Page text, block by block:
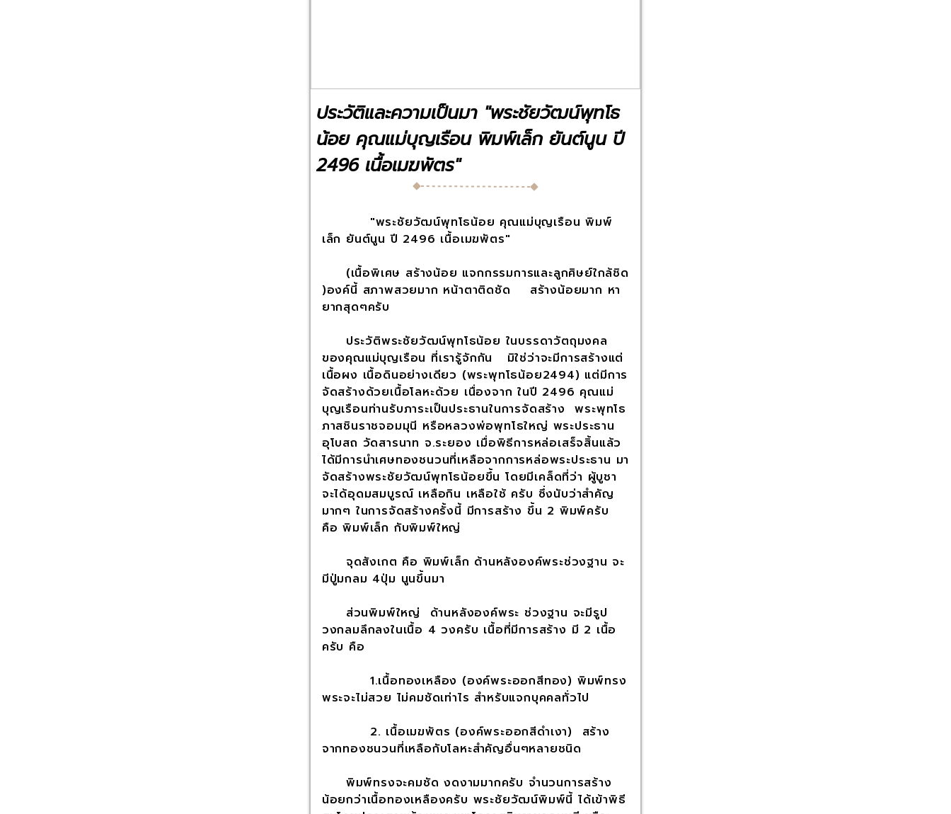
ประวัติและความเป็นมา "พระชัยวัฒน์พุทโธ
น้อย คุณแม่บุญเรือน พิมพ์เล็ก ยันต์นูน ปี
2496 เนื้อเมฆพัตร"
"พระชัยวัฒน์พุทโธน้อย คุณแม่บุญเรือน พิมพ์
เล็ก ยันต์นูน ปี 2496 เนื้อเมฆพัตร"
(เนื้อพิเศษ สร้างน้อย แจกกรรมการและลูกศิษย์ใกล้ชิด
)องค์นี้ สภาพสวยมาก หน้าตาติดชัด สร้างน้อยมาก หา
ยากสุดๆครับ
ประวัติพระชัยวัฒน์พุทโธน้อย ในบรรดาวัตถุมงคล
ของคุณแม่บุญเรือน ที่เรารู้จักกัน มิใช่ว่าจะมีการสร้างแต่
เนื้อผง เนื้อดินอย่างเดียว (พระพุทโธน้อย2494) แต่มีการ
จัดสร้างด้วยเนื้อโลหะด้วย เนื่องจาก ในปี 2496 คุณแม่
บุญเรือนท่านรับภาระเป็นประธานในการจัดสร้าง พระพุทโธ
ภาสชินราชจอมมุนี หรือหลวงพ่อพุทโธใหญ่ พระประธาน
อุโบสถ วัดสารนาท จ.ระยอง เมื่อพิธีการหล่อเสร็จสิ้นแล้ว
ได้มีการนำเศษทองชนวนที่เหลือจากการหล่อพระประธาน มา
จัดสร้างพระชัยวัฒน์พุทโธน้อยขึ้น โดยมีเคล็ดที่ว่า ผู้บูชา
จะได้อุดมสมบูรณ์ เหลือกิน เหลือใช้ ครับ ซึ่งนับว่าสำคัญ
มากๆ ในการจัดสร้างครั้งนี้ มีการสร้าง ขึ้น 2 พิมพ์ครับ
คือ พิมพ์เล็ก กับพิมพ์ใหญ่
จุดสังเกต คือ พิมพ์เล็ก ด้านหลังองค์พระช่วงฐาน จะ
มีปู่มกลม 4ปุ่ม นูนขึ้นมา
ส่วนพิมพ์ใหญ่ ด้านหลังองค์พระ ช่วงฐาน จะมีรูป
วงกลมลึกลงในเนื้อ 4 วงครับ เนื้อที่มีการสร้าง มี 2 เนื้อ
ครับ คือ
1.เนื้อทองเหลือง (องค์พระออกสีทอง) พิมพ์ทรง
พระจะไม่สวย ไม่คมชัดเท่าไร สำหรับแจกบุคคลทั่วไป
2. เนื้อเมฆพัตร (องค์พระออกสีดำเงา) สร้าง
จากทองชนวนที่เหลือกับโลหะสำคัญอื่นๆหลายชนิด
พิมพ์ทรงจะคมชัด งดงามมากครับ จำนวนการสร้าง
น้อยกว่าเนื้อทองเหลืองครับ พระชัยวัฒน์พิมพ์นี้ ได้เข้าพิธี